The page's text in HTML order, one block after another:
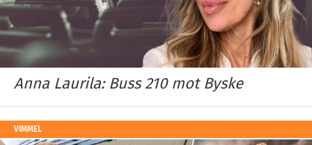
Anna Laurila: Buss 210 mot Byske
VIMMEL